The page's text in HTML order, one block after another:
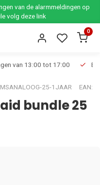
van de alarmmeldingen op
volg deze link
0
van 13:00 tot 17:00
25-1JAAR EAN:
bundle 25